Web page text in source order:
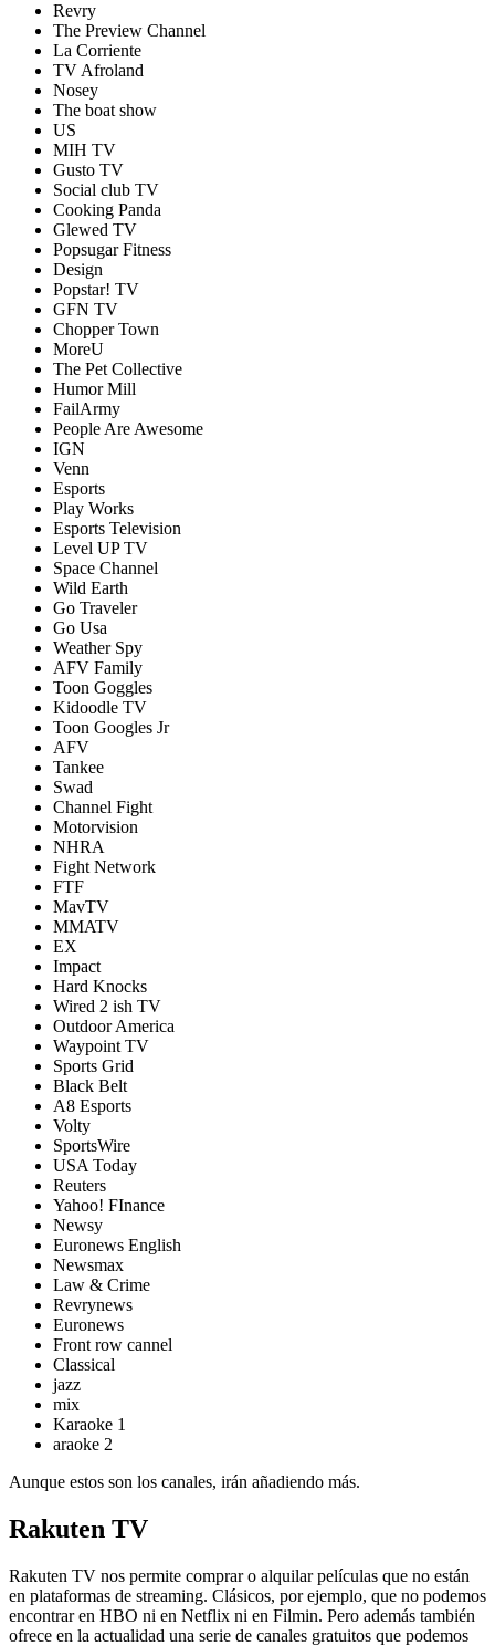
Revry
The Preview Channel
La Corriente
TV Afroland
Nosey
The boat show
US
MIH TV
Gusto TV
Social club TV
Cooking Panda
Glewed TV
Popsugar Fitness
Design
Popstar! TV
GFN TV
Chopper Town
MoreU
The Pet Collective
Humor Mill
FailArmy
People Are Awesome
IGN
Venn
Esports
Play Works
Esports Television
Level UP TV
Space Channel
Wild Earth
Go Traveler
Go Usa
Weather Spy
AFV Family
Toon Goggles
Kidoodle TV
Toon Googles Jr
AFV
Tankee
Swad
Channel Fight
Motorvision
NHRA
Fight Network
FTF
MavTV
MMATV
EX
Impact
Hard Knocks
Wired 2 ish TV
Outdoor America
Waypoint TV
Sports Grid
Black Belt
A8 Esports
Volty
SportsWire
USA Today
Reuters
Yahoo! FInance
Newsy
Euronews English
Newsmax
Law & Crime
Revrynews
Euronews
Front row cannel
Classical
jazz
mix
Karaoke 1
araoke 2
Aunque estos son los canales, irán añadiendo más.
Rakuten TV
Rakuten TV nos permite comprar o alquilar películas que no están
en plataformas de streaming. Clásicos, por ejemplo, que no podemos
encontrar en HBO ni en Netflix ni en Filmin. Pero además también
ofrece en la actualidad una serie de canales gratuitos que podemos